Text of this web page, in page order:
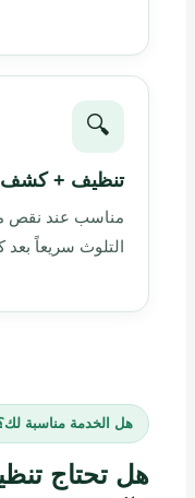
🔍
تنظيف +
مناسب عند نقص
التلوث سريعاً
هل الخدمة مناسبة
هل تحتاج